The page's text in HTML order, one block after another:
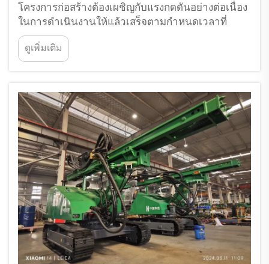
โครงการก่อสร้างต้องเผชิญกับแรงกดดันอย่างต่อเนื่อง
ในการดำเนินงานให้แล้วเสร็จตามกำหนดเวลาที่
แน่นอน โดยยังคงรักษาคุณภาพและความปลอดภัยไว้
ให้ได้ วิธีที่มีประสิทธิภาพมากที่สุดวิธีหนึ่งในการเร่ง
ระยะเวลาโครงการ คือ การลงทุนในอุปกรณ์ที่สามารถ
ดูเพิ่มเติม